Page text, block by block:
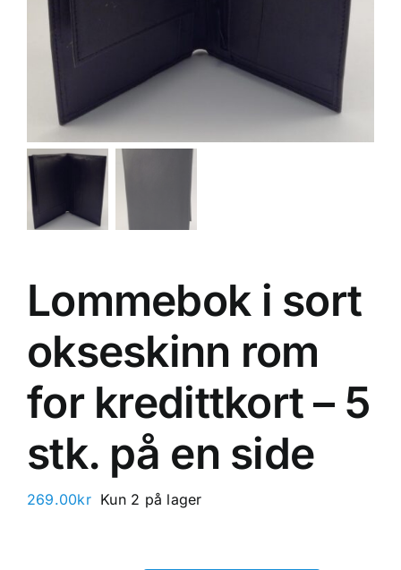
Lommebok i sort
okseskinn rom
for kredittkort – 5
stk. på en side
269.00kr Kun 2 på lager